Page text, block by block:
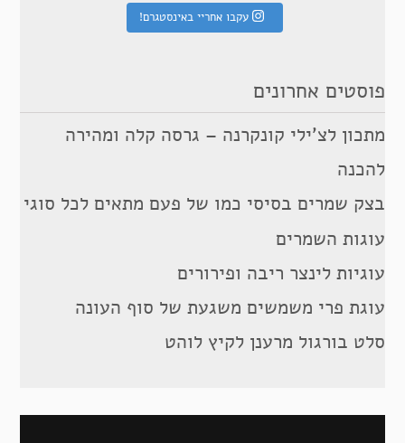
עקבו אחריי באינסטגרם!
פוסטים אחרונים
מתכון לצ’ילי קונקרנה – גרסה קלה ומהירה
להכנה
בצק שמרים בסיסי כמו של פעם מתאים לכל סוגי
עוגות השמרים
עוגיות לינצר ריבה ופירורים
עוגת פרי משמשים משגעת של סוף העונה
סלט בורגול מרענן לקיץ לוהט